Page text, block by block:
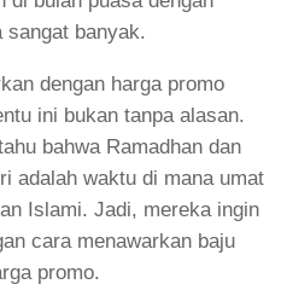
sangat banyak.
dengan harga promo
ini bukan tanpa alasan.
bahwa Ramadhan dan
adalah waktu di mana umat
Islami. Jadi, mereka ingin
cara menawarkan baju
promo.